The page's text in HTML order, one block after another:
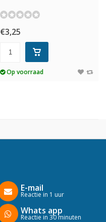
€3,25
Op voorraad
E-mail
Reactie in 1 uur
Whats app
Reactie in 30 minuten